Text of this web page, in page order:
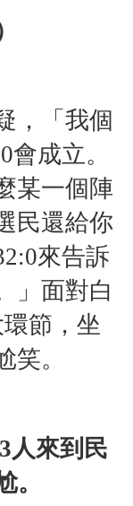
，「我個
成立。
某一個陣
民還給你
來告訴
面對白
節，坐
。
人來到 民
。